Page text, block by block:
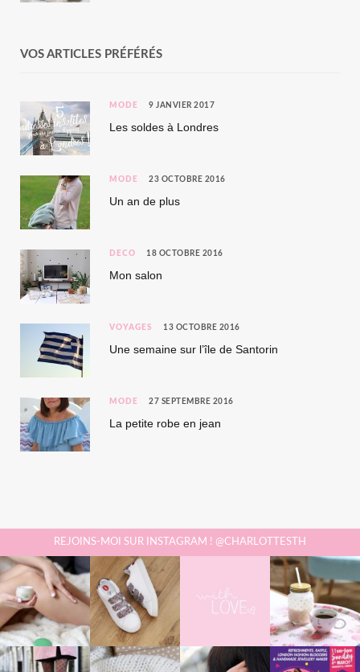
VOS ARTICLES PRÉFÉRÉS
MODE 9 JANVIER 2017
Les soldes à Londres
MODE 23 OCTOBRE 2016
Un an de plus
DÉCO 18 OCTOBRE 2016
Mon salon
VOYAGES 13 OCTOBRE 2016
Une semaine sur l’île de Santorin
MODE 27 SEPTEMBRE 2016
La petite robe en jean
REJOINS-MOI SUR INSTAGRAM ! @CHARLOTTESTH